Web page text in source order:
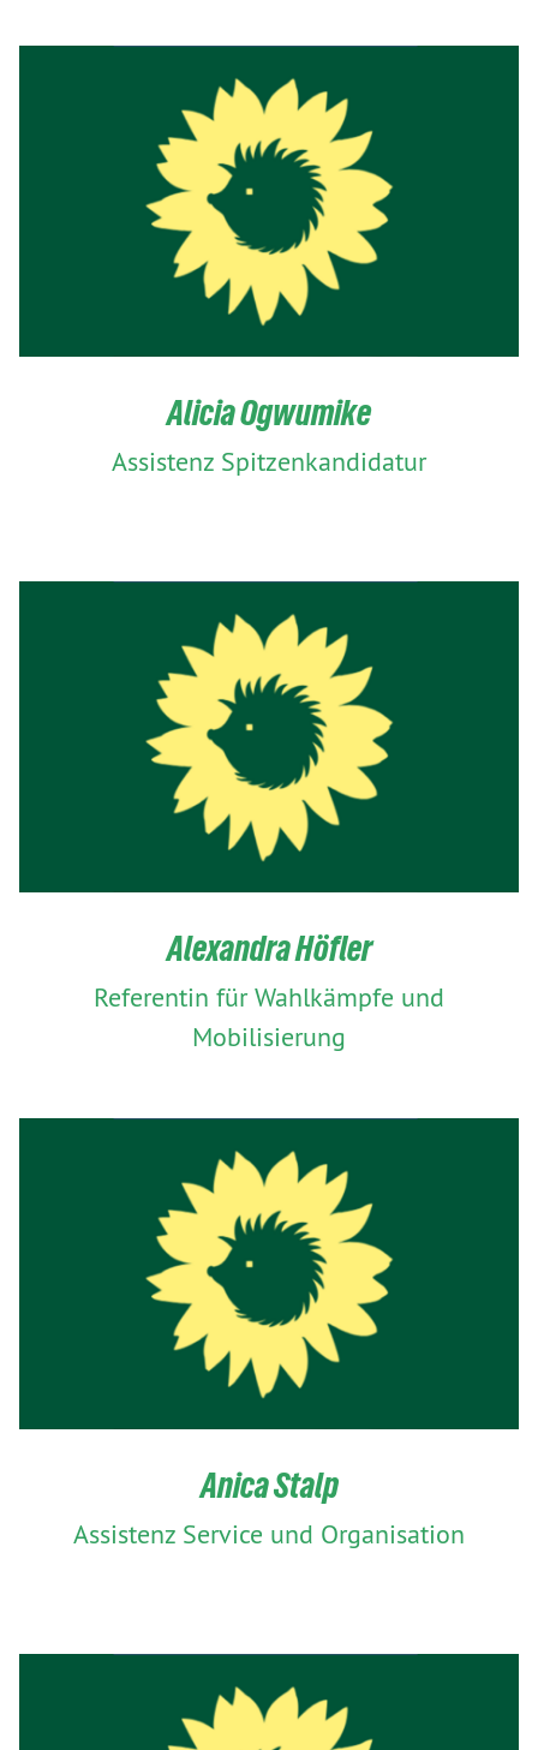
Alicia Ogwumike
Assistenz Spitzenkandidatur
Alexandra Höfler
Referentin für Wahlkämpfe und
Mobilisierung
Anica Stalp
Assistenz Service und Organisation